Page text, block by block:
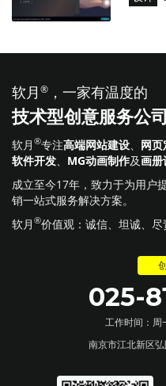
软月 ® ，一家有温度的
技术型创意服务公
软月 ®专注高端网站建设 网
软件开发
MG动画制作及画册
成立至今17年，致力于为用户
销一站式服务解决方案。
软月 ®价值观：诚信、坦诚、尽
025-
工作时间：周
南京市江北新区